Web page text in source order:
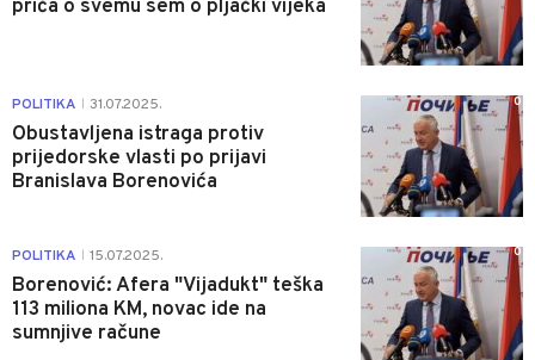
priča o svemu sem o pljački vijeka
POLITIKA 31.07.2025.
Obustavljena istraga protiv
prijedorske vlasti po prijavi
Branislava Borenovića
0
POLITIKA 15.07.2025.
Borenović: Afera "Vijadukt" teška
113 miliona KM, novac ide na
sumnjive račune
0